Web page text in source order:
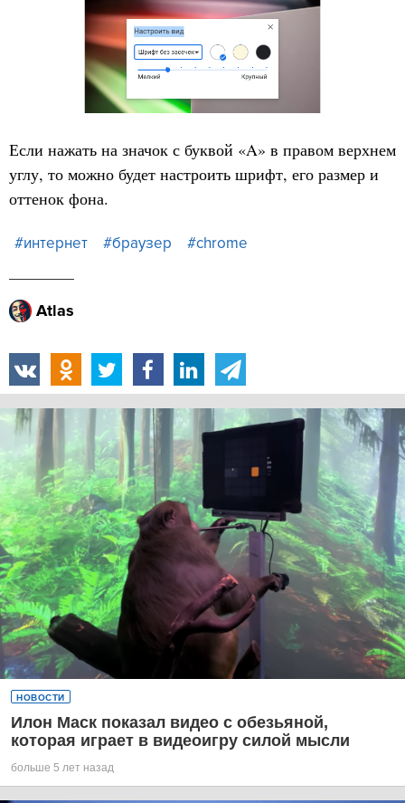
Если нажать на значок с буквой «A» в правом верхнем
углу, то можно будет настроить шрифт, его размер и
оттенок фона.
#интернет #браузер #chrome
Atlas
НОВОСТИ
Илон Маск показал видео с обезьяной,
которая играет в видеоигру силой мысли
больше 5 лет назад